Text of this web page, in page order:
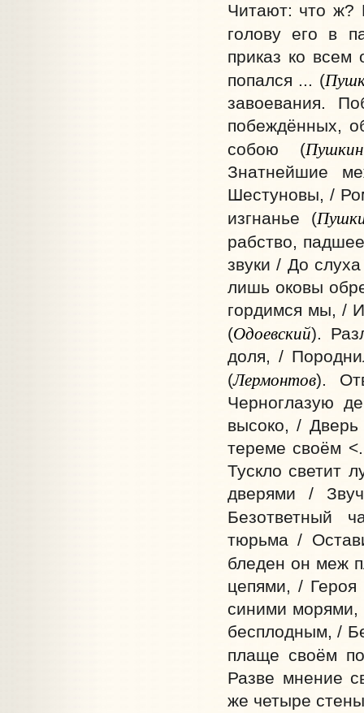
Читают: что ж?
голову его в
приказ ко всем
попался ... (
завоевания.
побеждённых,
собою (Пушкин
Знатнейшие
Шестуновы, /
изгнанье (
рабство,
звуки / До
лишь оковы
гордимся мы, /
(Одоевский).
доля, /
(Лермонтов).
Черноглазую
высоко, /
тереме своём
Тускло светит
дверями /
Безответный
тюрьма /
бледен он меж
цепями, /
синими
бесплодным, /
плаще своём
Разве мнение
же четыре